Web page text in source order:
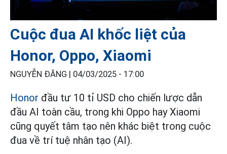
Cuộc đua AI khốc liệt của
Honor, Oppo, Xiaomi
NGUYỄN ĐĂNG | 04/03/2025 - 17:00
Honor đầu tư 10 tỉ USD cho chiến lược dẫn
đầu AI toàn cầu, trong khi Oppo hay Xiaomi
cũng quyết tâm tạo nên khác biệt trong cuộc
đua về trí tuệ nhân tạo (AI).